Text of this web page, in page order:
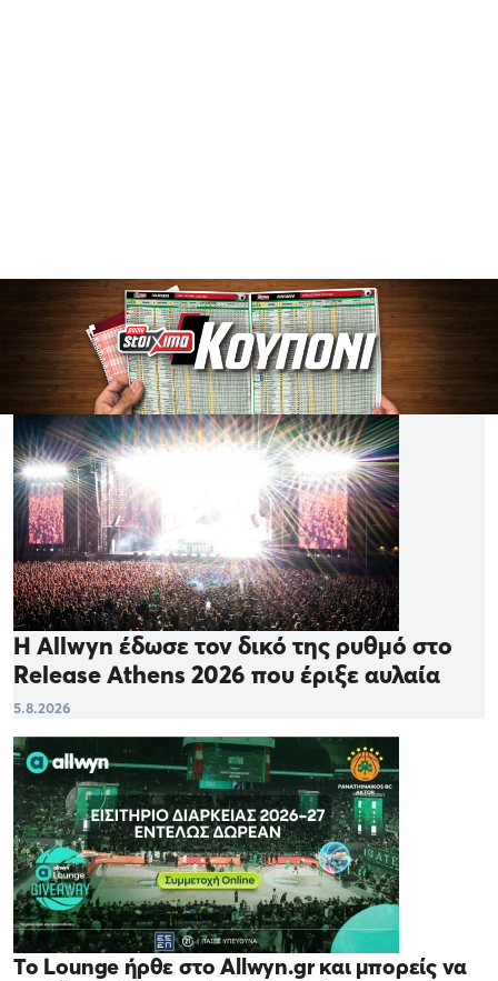
Η Allwyn έδωσε τον δικό της ρυθμό στο
Release Athens 2026 που έριξε αυλαία
5.8.2026
Το Lounge ήρθε στο Allwyn.gr και μπορείς να